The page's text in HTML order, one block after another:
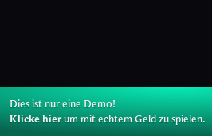
Dies ist nur eine Demo!
Klicke hierum mit echtem Geld zu spielen.